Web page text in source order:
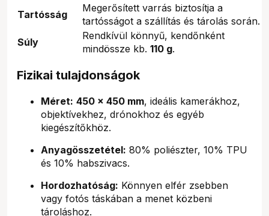
Tartósság
Megerősített varrás biztosítja a
tartósságot a szállítás és tárolás során.
Súly
Rendkívül könnyű, kendőnként
mindössze kb. 110 g.
Fizikai tulajdonságok
Méret: 450 x 450 mm, ideális kamerákhoz,
objektívekhez, drónokhoz és egyéb
kiegészítőkhöz.
Anyagösszetétel: 80% poliészter, 10% TPU
és 10% habszivacs.
Hordozhatóság: Könnyen elfér zsebben
vagy fotós táskában a menet közbeni
tároláshoz.